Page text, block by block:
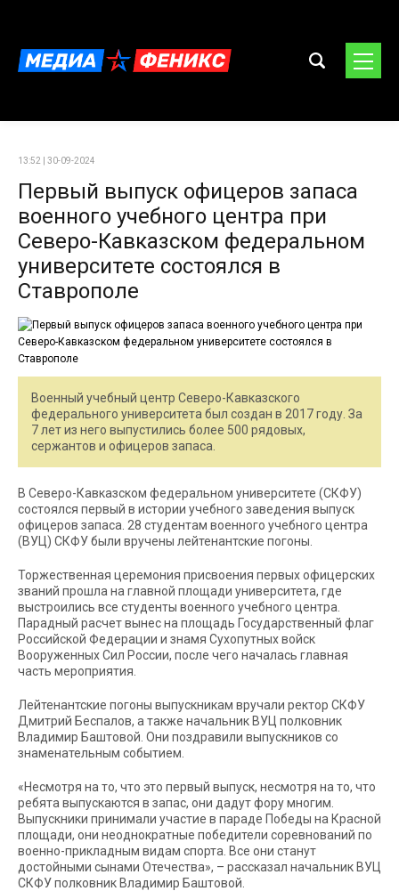
13:52 | 30-09-2024
Первый выпуск офицеров запаса
военного учебного центра при
Северо-Кавказском федеральном
университете состоялся в
Ставрополе
Военный учебный центр Северо-Кавказского
федерального университета был создан в 2017 году. За
7 лет из него выпустились более 500 рядовых,
сержантов и офицеров запаса.
В Северо-Кавказском федеральном университете (СКФУ)
состоялся первый в истории учебного заведения выпуск
офицеров запаса. 28 студентам военного учебного центра
(ВУЦ) СКФУ были вручены лейтенантские погоны.
Торжественная церемония присвоения первых офицерских
званий прошла на главной площади университета, где
выстроились все студенты военного учебного центра.
Парадный расчет вынес на площадь Государственный флаг
Российской Федерации и знамя Сухопутных войск
Вооруженных Сил России, после чего началась главная
часть мероприятия.
Лейтенантские погоны выпускникам вручали ректор СКФУ
Дмитрий Беспалов, а также начальник ВУЦ полковник
Владимир Баштовой. Они поздравили выпускников со
знаменательным событием.
«Несмотря на то, что это первый выпуск, несмотря на то, что
ребята выпускаются в запас, они дадут фору многим.
Выпускники принимали участие в параде Победы на Красной
площади, они неоднократные победители соревнований по
военно-прикладным видам спорта. Все они станут
достойными сынами Отечества», – рассказал начальник ВУЦ
СКФУ полковник Владимир Баштовой.